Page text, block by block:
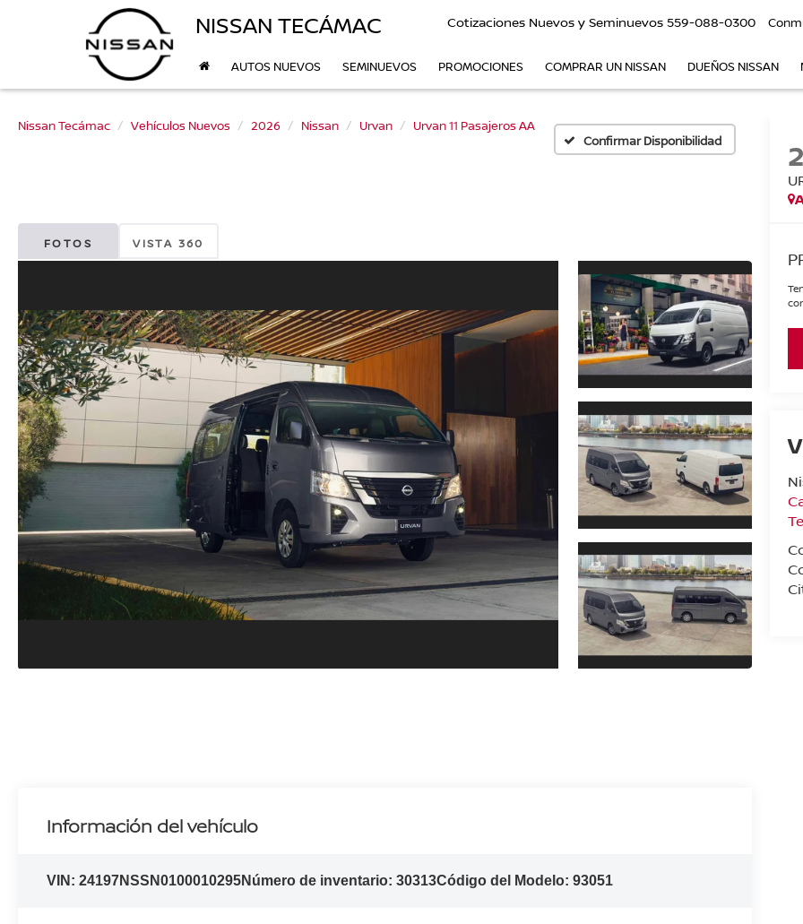
NISSAN TECÁMAC Cotizaciones Nuevos y Seminuevos 559-088-0300
AUTOS NUEVOS SEMINUEVOS PROMOCIONES COMPRAR UN NISSAN DUEÑOS NISSAN
Nissan Tecámac Vehículos Nuevos 2026 Nissan Urvan
Urvan 11 Pasajeros AA
Confirmar Disponibilidad
FOTOS VISTA 360
Información del vehículo
VIN:24197NSSN0100010295Número de inventario:30313Código del Modelo:93051